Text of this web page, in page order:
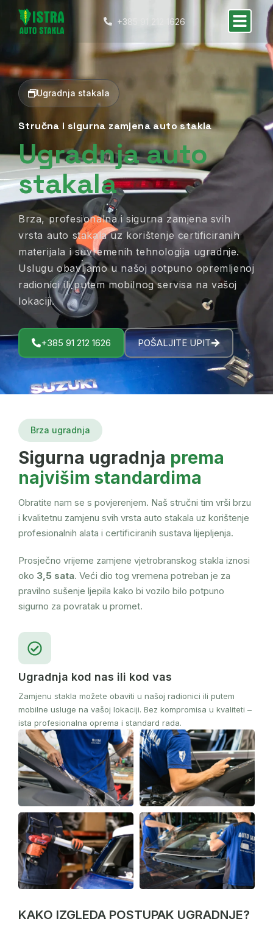
+385 91 212 1626
Ugradnja stakala
Stručna i sigurna zamjena auto stakla
Ugradnja auto
stakala
Brza, profesionalna i sigurna zamjena svih
vrsta auto stakala uz korištenje certificiranih
materijala i suvremenih tehnologija ugradnje.
Uslugu obavljamo u našoj potpuno opremljenoj
radionici ili putem mobilnog servisa na vašoj
lokaciji.
+385 91 212 1626 POŠALJITE UPIT
Brza ugradnja
Sigurna ugradnja prema
najvišim standardima
Obratite nam se s povjerenjem. Naš stručni tim vrši brzu
i kvalitetnu zamjenu svih vrsta auto stakala uz korištenje
profesionalnih alata i certificiranih sustava lijepljenja.
Prosječno vrijeme zamjene vjetrobranskog stakla iznosi
oko 3,5 sata. Veći dio tog vremena potreban je za
pravilno sušenje ljepila kako bi vozilo bilo potpuno
sigurno za povratak u promet.
Ugradnja kod nas ili kod vas
Zamjenu stakla možete obaviti u našoj radionici ili putem
mobilne usluge na vašoj lokaciji. Bez kompromisa u kvaliteti –
ista profesionalna oprema i standard rada.
KAKO IZGLEDA POSTUPAK UGRADNJE?